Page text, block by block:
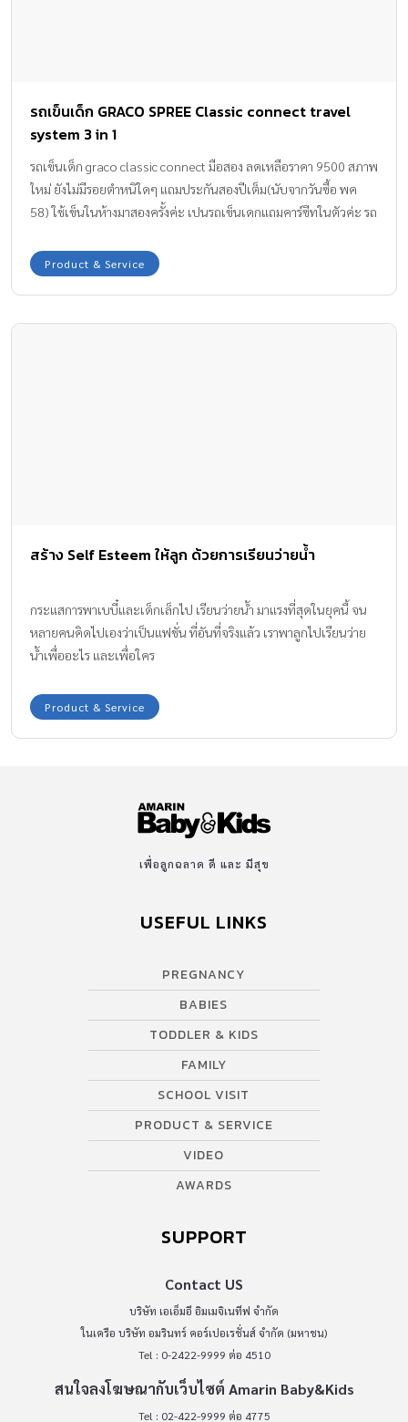
รถเข็นเด็ก GRACO SPREE Classic connect travel
system 3 in 1
รถเข็นเด็ก graco classic connect มือสอง ลดเหลือราคา 9500 สภาพ
ใหม่ ยังไม่มีรอยตำหนิใดๆ แถมประกันสองปีเต็ม(นับจากวันซื้อ พค
58) ใช้เข็นในห้างมาสองครั้งค่ะ เปนรถเข็นเดกแถมคาร์ซีทในตัวค่ะ รถ
นั่งเด็กอยุ่สูงจากพื้นมากกว่ารถเข็นปกติ ช่วยป้องกันลูกจากความร้อนที่
พื้นรวมทั้งฝุ่นละอองค่ะ มีตะกร้าใส่ของใต้รถเข็นขนาดใหญ่ มีที่วาง
หลังคาสามารถถอดซักได้หมดนะคะ สนใจติดต่อ 0876751443
Product & Service
สร้าง Self Esteem ให้ลูก ด้วยการเรียนว่ายน้ำ
กระแสการพาเบบี๋และเด็กเล็กไป เรียนว่ายน้ำ มาแรงที่สุดในยุคนี้ จน
หลายคนคิดไปเองว่าเป็นแฟชั่น ที่อันที่จริงแล้ว เราพาลูกไปเรียนว่าย
น้ำเพื่ออะไร และเพื่อใคร
Product & Service
เพื่อลูกฉลาด ดี และ มีสุข
USEFUL LINKS
PREGNANCY
BABIES
TODDLER & KIDS
FAMILY
SCHOOL VISIT
PRODUCT & SERVICE
VIDEO
AWARDS
SUPPORT
Contact US
บริษัท เอเอ็มอี อิมเมจิเนทีฟ จำกัด
ในเครือ บริษัท อมรินทร์ คอร์เปอเรชั่นส์ จำกัด (มหาชน)
Tel : 0-2422-9999 ต่อ 4510
สนใจลงโฆษณากับเว็บไซต์ Amarin Baby&Kids
Tel : 02-422-9999 ต่อ 4775